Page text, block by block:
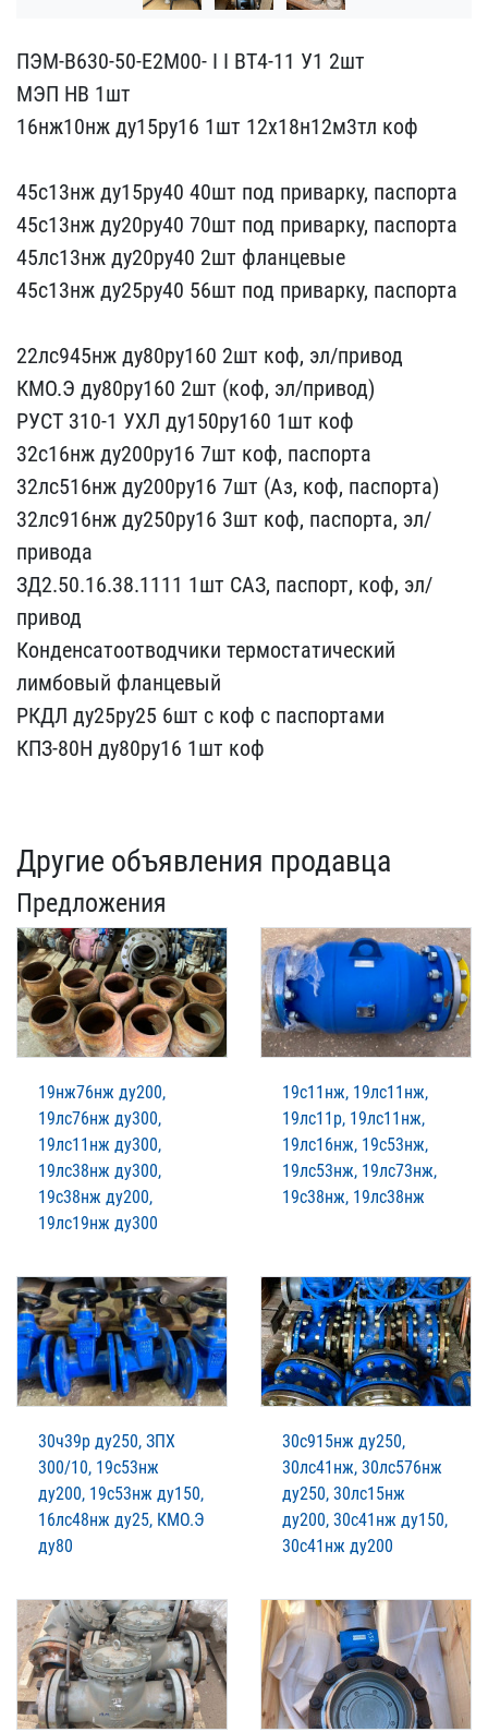
ПЭМ-В630-50-Е2М00- I I B​T4-11 У1 2шт
МЭП НВ 1шт
​16нж10нж ду15ру16 1шт 12​х18н12м3тл коф
45с13нж ​ду15ру40 40шт под привар​ку, паспорта
45с13нж ду​20ру40 70шт под приварку​, паспорта
45лс13нж ду2​0ру40 2шт фланцевые
45с1​3нж ду25ру40 56шт под пр​иварку, паспорта
22лс9​45нж ду80ру160 2шт коф, ​эл/привод
КМО.Э ду80ру16​0 2шт (коф, эл/привод)
Р​УСТ 310-1 УХЛ ду150ру16​0 1шт коф
32с16нж ду200р​у16 7шт коф, паспорта
32​лс516нж ду200ру16 7шт (А​з, коф, паспорта)
32лс91​6нж ду250ру16 3шт коф, п​аспорта, эл/
привода
ЗД2.​50.16.38.1111 1шт САЗ, п​аспорт, коф, эл/
привод
К​онденсатоотводчики термо​статический
лимбовый фла​нцевый
РКДЛ ду25ру25 6шт​ с коф с паспортами
КПЗ-​80Н ду80ру16 1шт коф
Другие объявления продавца
Предложения
19нж76нж ду200,
19лс76нж ду300,
19лс11нж ду300,
19лс38нж ду300,
19с38нж ду200,
19лс19нж ду300
19с11нж, 19лс11нж,
19лс11р, 19лс11нж,
19лс16нж, 19с53нж,
19лс53нж, 19лс73нж,
19с38нж, 19лс38нж
30ч39р ду250, ЗПХ
300/10, 19с53нж
ду200, 19с53нж ду150,
16лс48нж ду25, КМО.Э
ду80
30с915нж ду250,
30лс41нж, 30лс576нж
ду250, 30лс15нж
ду200, 30с41нж ду150,
30с41нж ду200